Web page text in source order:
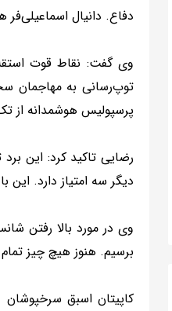
دفاع. دانیال
وی گفت: نقاط قوت
توپ‌رسانی به مهاجمان
پرسپولیس هوشمدانه از
رضایی تاکید کرد: این
دیگر سه امتیاز دارد.
وی در مورد بالا رفتن
برسیم. هنوز هیچ چیز
کاپیتان اسبق